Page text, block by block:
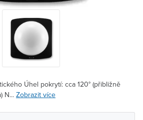
Úhel pokrytí: cca 120° (přibližně
N... Zobrazit více